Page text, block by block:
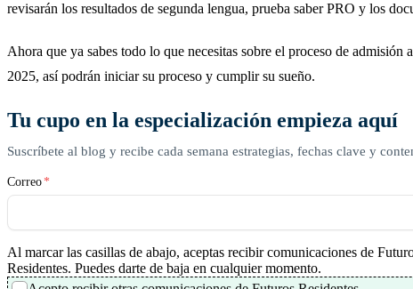
revisarán los resultados de segunda lengua, prueba saber PRO y los
Ahora que ya sabes todo lo que necesitas sobre el proceso de
2025, así podrán iniciar su proceso y cumplir su sueño.
Tu cupo en la especialización empieza aquí
Suscríbete al blog y recibe cada semana estrategias, fechas clave y
Correo *
Al marcar las casillas de abajo, aceptas recibir comunicaciones de
Residentes. Puedes darte de baja en cualquier momento.